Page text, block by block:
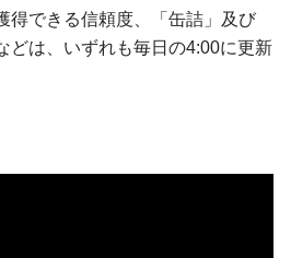
得できる信頼度、「缶詰」及び
どは、いずれも毎日の4:00に更新